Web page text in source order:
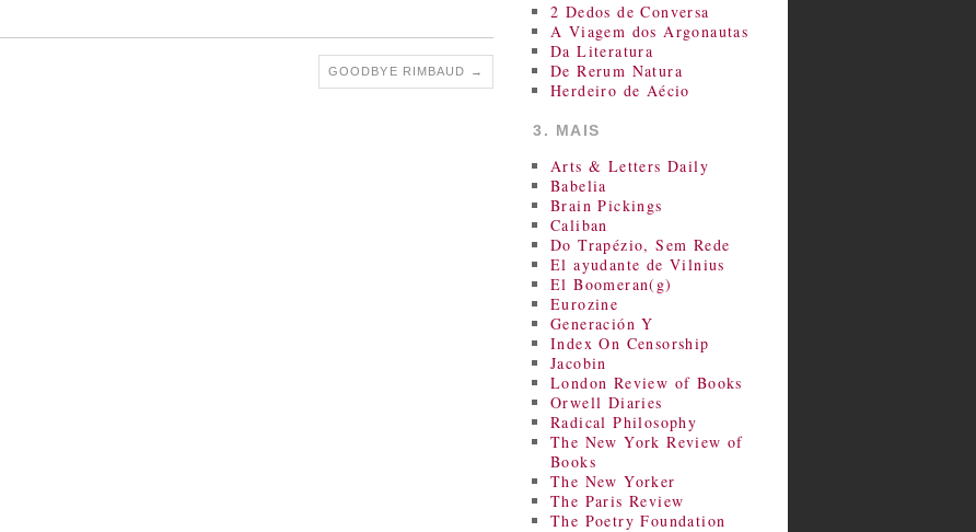
GOODBYE RIMBAUD →
2 Dedos de Conversa
A Viagem dos Argonautas
Da Literatura
De Rerum Natura
Herdeiro de Aécio
3. MAIS
Arts & Letters Daily
Babelia
Brain Pickings
Caliban
Do Trapézio, Sem Rede
El ayudante de Vilnius
El Boomeran(g)
Eurozine
Generación Y
Index On Censorship
Jacobin
London Review of Books
Orwell Diaries
Radical Philosophy
The New York Review of
Books
The New Yorker
The Paris Review
The Poetry Foundation